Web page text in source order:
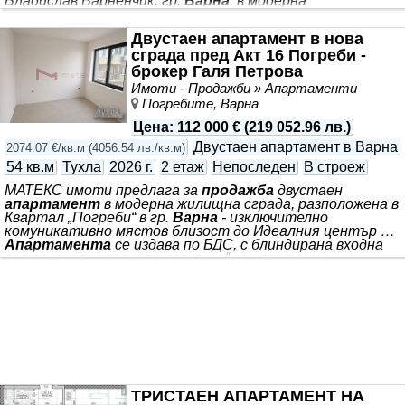
новострояща се сграда пред Акт 16, този имот е
перфектен … Изключително топъл и икономичен -
апартаментъте изцяло вътрешен, което гарантира
минимални разходи за отопление … Това не е просто
апартамент- това е бъдещ дом, който съчетава
предимствата на луксозното … . *** избор както за
уютен семеен дом, така и за доходоносна инвестиция.
Тиха и спокойна жилищна среда - имотът
Двустаен апартамент в нова
сграда пред Акт 16 Погреби -
брокер Галя Петрова
Имоти - Продажби » Апартаменти
Погребите, Варна
Цена: 112 000 € (219 052.96 лв.)
2074.07 €/кв.м (4056.54 лв./кв.м) Двустаен апартамент в Варна
54 кв.м Тухла 2026 г. 2 етаж Непоследен
В строеж
МАТЕКС имоти предлага за продажба двустаен
апартамент в модерна жилищна сграда, разположена в
Квартал „Погреби“ в гр. Варна - изключително
комуникативно мястов близост до Идеалния център …
Апартамента се издава по БДС, с блиндирана входна
врата, висок клас и луксозно … “ се намира на
ТРИСТАЕН АПАРТАМЕНТ НА